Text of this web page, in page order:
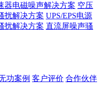
器电磁噪声解决方案 空压
扰解决方案 UPS/EPS电源
扰解决方案 直流屏噪声骚
功案例 客户评价 合作伙伴